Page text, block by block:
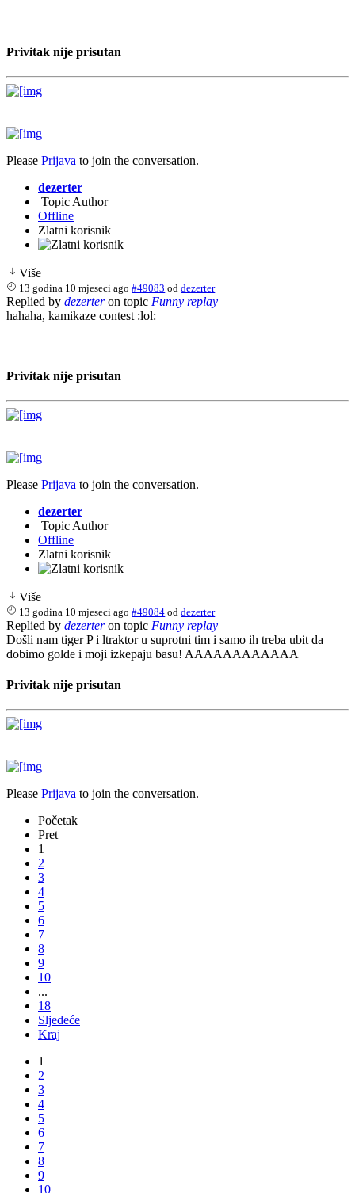
Privitak nije prisutan
Please Prijava to join the conversation.
dezerter
Topic Author
Offline
Zlatni korisnik
Više
13 godina 10 mjeseci ago #49083 oddezerter
Replied by dezerteron topic Funny replay
hahaha, kamikaze contest :lol:
Privitak nije prisutan
Please Prijava to join the conversation.
dezerter
Topic Author
Offline
Zlatni korisnik
Više
13 godina 10 mjeseci ago #49084 oddezerter
Replied by dezerteron topic Funny replay
Došli nam tiger P i ltraktor u suprotni tim i samo ih treba ubit da
dobimo golde i moji izkepaju basu! AAAAAAAAAAAA
Privitak nije prisutan
Please Prijava to join the conversation.
Početak
Pret
1
2
3
4
5
6
7
8
9
10
...
18
Sljedeće
Kraj
1
2
3
4
5
6
7
8
9
10